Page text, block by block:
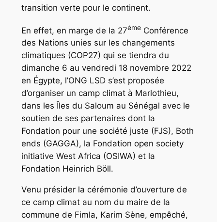
transition verte pour le continent.
En effet, en marge de la 27èmeConférence
des Nations unies sur les changements
climatiques (COP27) qui se tiendra du
dimanche 6 au vendredi 18 novembre 2022
en Égypte, l’ONG LSD s’est proposée
d’organiser un camp climat à Marlothieu,
dans les Îles du Saloum au Sénégal avec le
soutien de ses partenaires dont la
Fondation pour une société juste (FJS), Both
ends (GAGGA), la Fondation open society
initiative West Africa (OSIWA) et la
Fondation Heinrich Böll.
Venu présider la cérémonie d’ouverture de
ce camp climat au nom du maire de la
commune de Fimla, Karim Sène, empêché,